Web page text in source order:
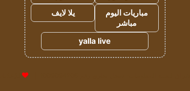
مباريات اليوم
مباشر
يلا لايف
yalla live